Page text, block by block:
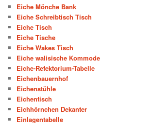
Eiche Mönche Bank
Eiche Schreibtisch Tisch
Eiche Tisch
Eiche Tische
Eiche Wakes Tisch
Eiche walisische Kommode
Eiche-Refektorium-Tabelle
Eichenbauernhof
Eichenstühle
Eichentisch
Eichhörnchen Dekanter
Einlagentabelle